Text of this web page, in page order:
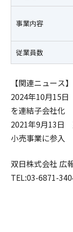
事業内容
従業員数
【関連ニュース】
2024年10月15日
を連結子会社化
2021年9月13日
小売事業に参入
双日株式会社
TEL:03-6871-